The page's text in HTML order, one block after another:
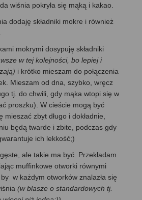
wiśnia pokryła się mąką i kakao.
dodaję składniki mokre i również
mokrymi dosypuję składniki
w tej kolejności, bo lepiej i
i krótko mieszam do połączenia
Mieszam od dna, szybko, wręcz
tj. do chwili, gdy mąka wtopi się w
proszku). W cieście mogą być
zbyt długo i dokładnie,
będą twarde i zbite, podczas gdy
ich lekkość;)
ale takie ma być. Przekładam
muffinkowe otworki równymi
w każdym otworków znalazła się
(w blasze o standardowych tj.